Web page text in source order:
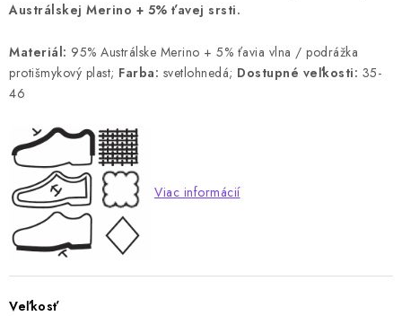
Austrálskej Merino + 5% ťavej srsti.
Materiál: 95% Austrálske Merino + 5% ťavia vlna / podrážka
protišmykový plast; Farba: svetlohnedá; Dostupné veľkosti: 35-
46
Viac informácií
Veľkosť